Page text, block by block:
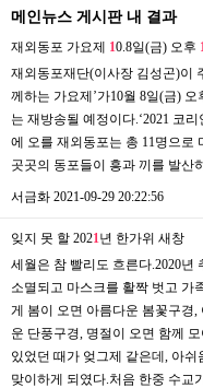
메인뉴스 게시판 내 결과
재외동포 가요제 10.8일(금) 오후
재외동포재단(이사장 김성곤)이
께하는 가요제’가10월 8일(금)
는 재방송될 예정이다.‘2021 코
에 오를 재외동포는 총 11명으로
곳곳의 동포들이 흥과 끼를 발산
서금화 2021-09-29 20:22:56
잊지 못 할 2021년 한가위 새창
세월은 참 빨리도 흐른다.2020년
소멸되고 마스크를 활짝 벗고 가
게 봄이 오면 아름다운 봄꽃구경
운 단풍구경, 명절이 오면 함께
있었던 때가 엊그제 같은데, 아
맞이하게 되였다.처음 한중 수교